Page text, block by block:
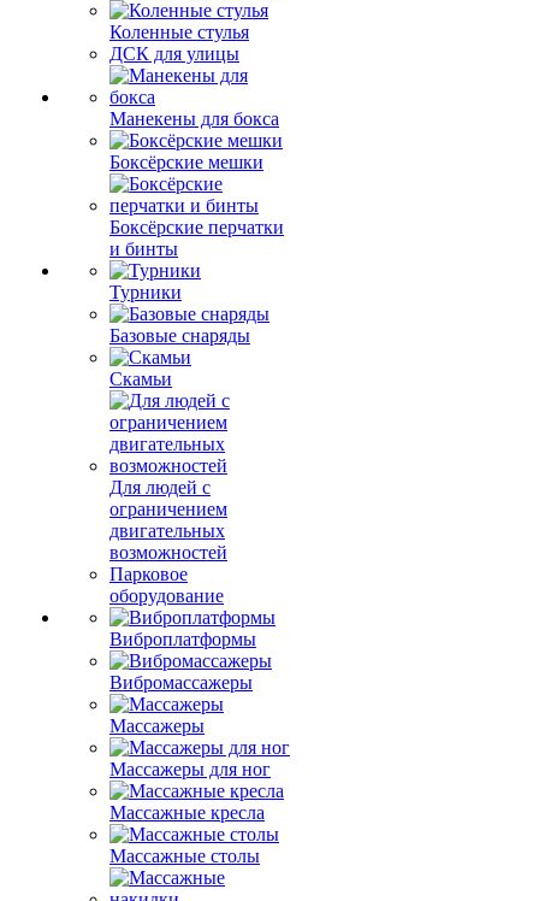
Коленные стулья
ДСК для улицы
Манекены для бокса
Боксёрские мешки
Боксёрские перчатки
и бинты
Турники
Базовые снаряды
Скамьи
Для людей с
ограничением
двигательных
возможностей
Парковое
оборудование
Виброплатформы
Вибромассажеры
Массажеры
Массажеры для ног
Массажные кресла
Массажные столы